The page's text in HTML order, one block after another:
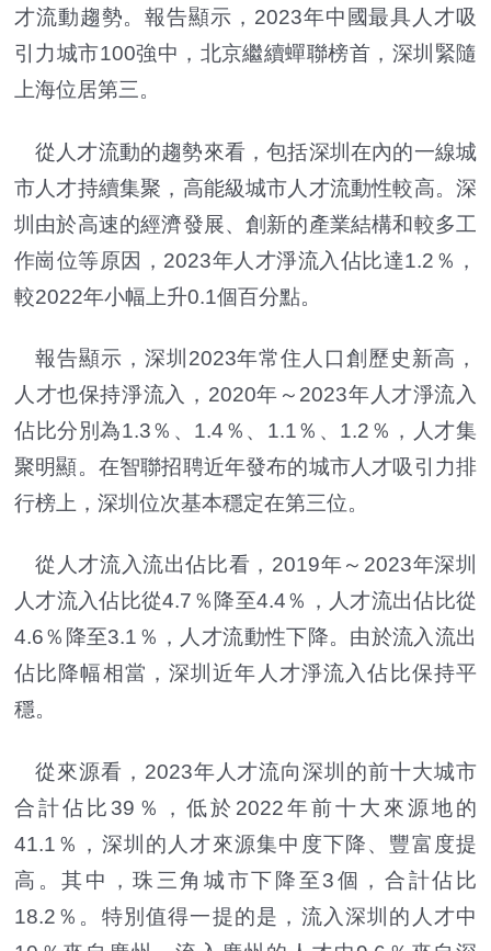
才流動趨勢。報告顯示，2023年中國最具人才吸
引力城市100強中，北京繼續蟬聯榜首，深圳緊隨
上海位居第三。
從人才流動的趨勢來看，包括深圳在內的一線城
市人才持續集聚，高能級城市人才流動性較高。深
圳由於高速的經濟發展、創新的產業結構和較多工
作崗位等原因，2023年人才淨流入佔比達1.2％，
較2022年小幅上升0.1個百分點。
報告顯示，深圳2023年常住人口創歷史新高，
人才也保持淨流入，2020年～2023年人才淨流入
佔比分別為1.3％、1.4％、1.1％、1.2％，人才集
聚明顯。在智聯招聘近年發布的城市人才吸引力排
行榜上，深圳位次基本穩定在第三位。
從人才流入流出佔比看，2019年～2023年深圳
人才流入佔比從4.7％降至4.4％，人才流出佔比從
4.6％降至3.1％，人才流動性下降。由於流入流出
佔比降幅相當，深圳近年人才淨流入佔比保持平
穩。
從來源看，2023年人才流向深圳的前十大城市
合計佔比39％，低於2022年前十大來源地的
41.1％，深圳的人才來源集中度下降、豐富度提
高。其中，珠三角城市下降至3個，合計佔比
18.2％。特別值得一提的是，流入深圳的人才中